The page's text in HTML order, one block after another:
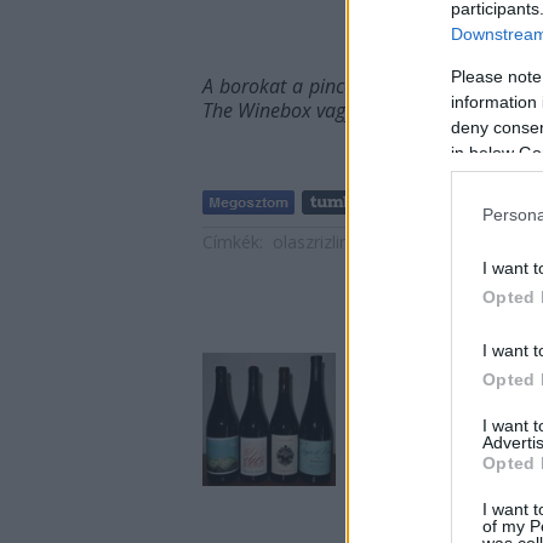
Please
information
deny
in below
I want
Opted
I want
Opted
I want
Opted
I want
of my
A borokat a pincétől szereztem be, de
The Winebox vagy a Radovin háza táján